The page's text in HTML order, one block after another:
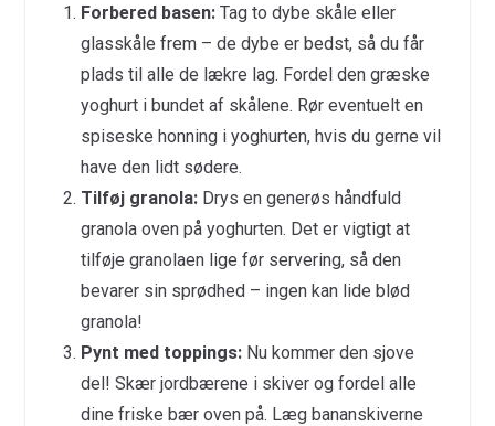
Forbered basen:Tag to dybe skåle eller
glasskåle frem – de dybe er bedst, så du får
plads til alle de lækre lag. Fordel den græske
yoghurt i bundet af skålene. Rør eventuelt en
spiseske honning i yoghurten, hvis du gerne vil
have den lidt sødere.
Tilføj granola:Drys en generøs håndfuld
granola oven på yoghurten. Det er vigtigt at
tilføje granolaen lige før servering, så den
bevarer sin sprødhed – ingen kan lide blød
granola!
Pynt med toppings:Nu kommer den sjove
del! Skær jordbærene i skiver og fordel alle
dine friske bær oven på. Læg bananskiverne